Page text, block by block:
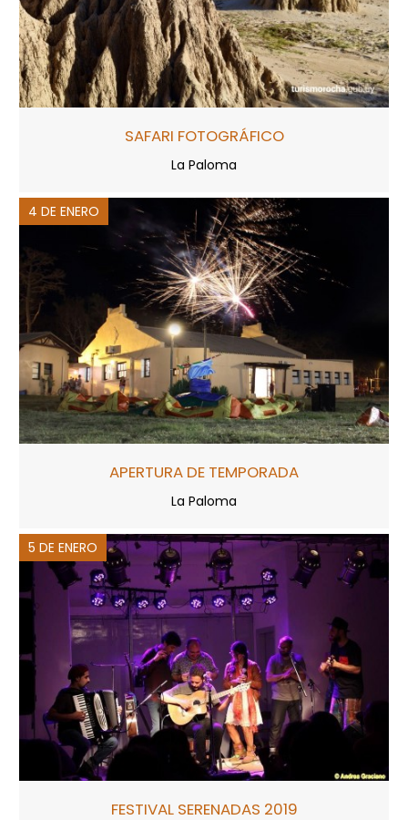
SAFARI FOTOGRÁFICO
La Paloma
4 DE ENERO
APERTURA DE TEMPORADA
La Paloma
5 DE ENERO
FESTIVAL SERENADAS 2019